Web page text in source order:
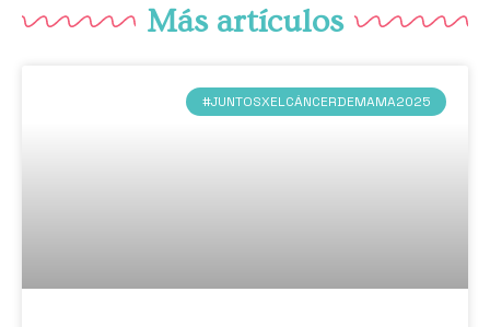
Más artículos
#JUNTOSXELCÁNCERDEMAMA2025